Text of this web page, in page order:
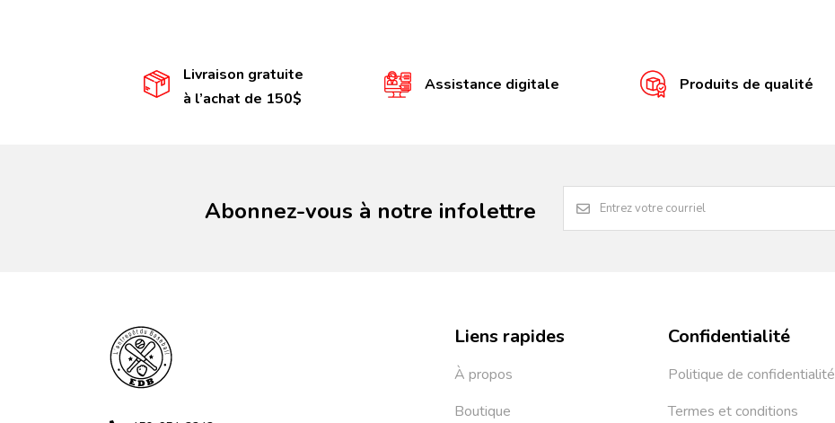
Livraison gratuite
à l’achat de 150$
Assistance digitale Produits de qualité
Abonnez-vous à notre infolettre
Liens rapides
À propos
Boutique
Confidentialité
Politique de confidentialité
Termes et conditions